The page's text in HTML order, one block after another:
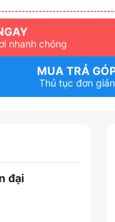
nhanh chóng
MUA TRẢ
Thủ tục đơn giản
đại